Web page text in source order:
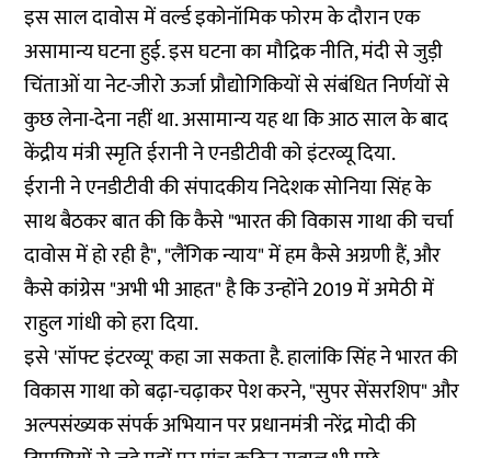
इस साल दावोस में वर्ल्ड इकोनॉमिक फोरम के दौरान एक
असामान्य घटना हुई. इस घटना का मौद्रिक नीति, मंदी से जुड़ी
चिंताओं या नेट-जीरो ऊर्जा प्रौद्योगिकियों से संबंधित निर्णयों से
कुछ लेना-देना नहीं था. असामान्य यह था कि आठ साल के बाद
केंद्रीय मंत्री स्मृति ईरानी नेएनडीटीवी को इंटरव्यूदिया.
ईरानी ने एनडीटीवी की संपादकीय निदेशक सोनिया सिंह के
साथ बैठकर बात की कि कैसे "भारत की विकास गाथा की चर्चा
दावोस में हो रही है", "लैंगिक न्याय" में हम कैसे अग्रणी हैं, और
कैसे कांग्रेस "अभी भी आहत" है कि उन्होंने 2019 में अमेठी में
राहुल गांधी को हरा दिया.
इसे 'सॉफ्ट इंटरव्यू' कहा जा सकता है. हालांकि सिंह ने भारत की
विकास गाथा को बढ़ा-चढ़ाकर पेश करने, "सुपर सेंसरशिप" और
अल्पसंख्यक संपर्क अभियान पर प्रधानमंत्री नरेंद्र मोदी की